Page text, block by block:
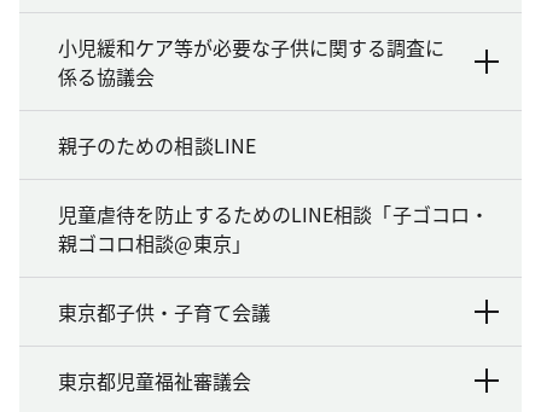
小児緩和ケア等が必要な子供に関する調査に
係る協議会
親子のための相談LINE
児童虐待を防止するためのLINE相談「子ゴコロ・
親ゴコロ相談@東京」
東京都子供・子育て会議
東京都児童福祉審議会